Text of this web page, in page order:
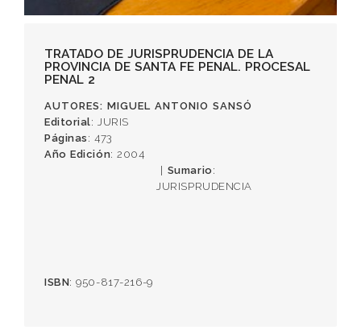
TRATADO DE JURISPRUDENCIA DE LA
PROVINCIA DE SANTA FE PENAL. PROCESAL
PENAL 2
AUTORES: MIGUEL ANTONIO SANSÓ
Editorial: JURIS
Páginas : 473
Año Edición: 2004
ISBN: 950-817-216-9
Sumario :
JURISPRUDENCIA